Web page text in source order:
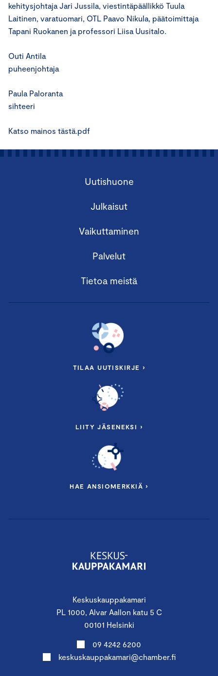
kehitysjohtaja Jari Jussila, viestintäpäällikkö Tuula
Laitinen, varatuomari, OTL Paavo Nikula, päätoimittaja
Tapani Ruokanen ja professori Liisa Uusitalo.
Outi Antila
puheenjohtaja
Paula Paloranta
sihteeri
Katso mainos tästä.pdf
Keskuskauppakamari
PL 1000, Alvar Aallon katu 5 C
00101 Helsinki
09 4242 6200
keskuskauppakamari@chamber.fi
Uutishuone
Julkaisut
Vaikuttaminen
Palvelut
Tietoa meistä
TILAA UUTISKIRJE ›
LIITY JÄSENEKSI ›
HAE ANSIOMERKKIÄ ›